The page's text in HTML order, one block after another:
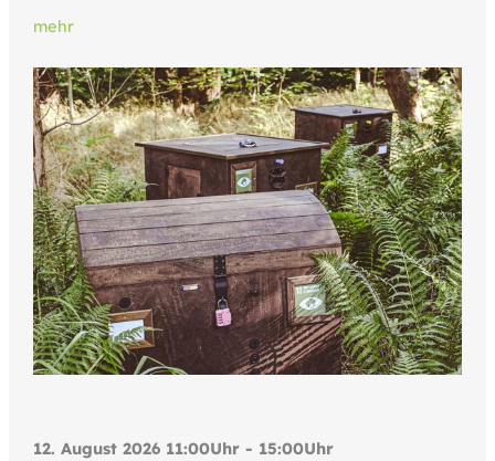
mehr
12. August 2026 11:00Uhr - 15:00Uhr